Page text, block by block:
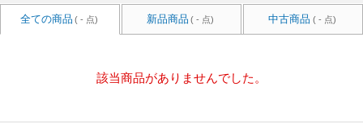
全ての商品 ( - 点) 新品商品 ( - 点) 中古商品 ( - 点)
該当商品がありませんでした。